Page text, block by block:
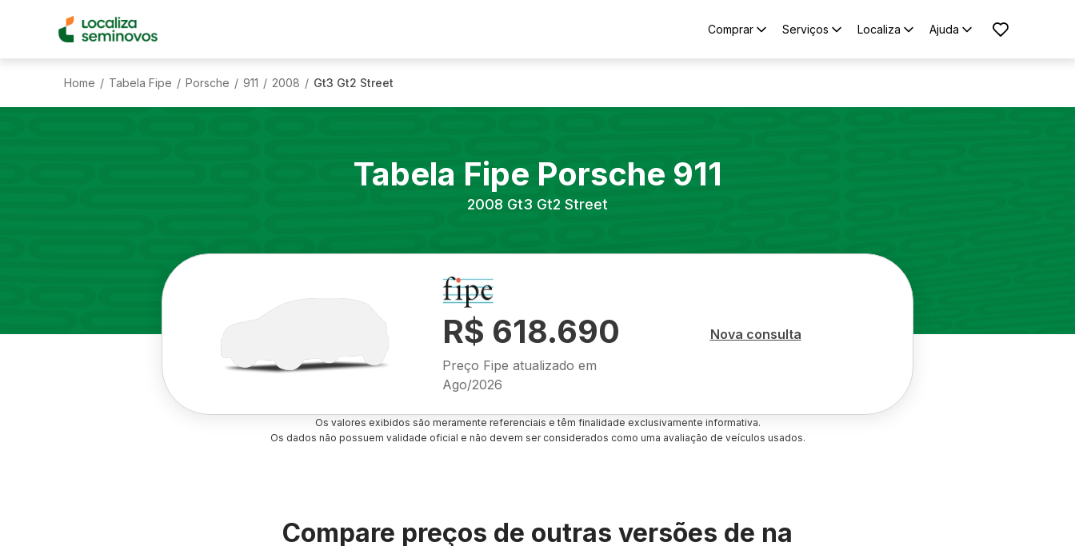
Comprar Serviços Localiza Ajuda
Home / Tabela Fipe / Porsche / 911 / 2008 / Gt3 Gt2 Street
Tabela Fipe Porsche 911
2008 Gt3 Gt2 Street
R$ 618.690
Preço Fipe atualizado em
Ago/2026
Nova consulta
Os valores exibidos são meramente referenciais e têm finalidade exclusivamente informativa.
Os dados não possuem validade oficial e não devem ser considerados como uma avaliação de veículos usados.
Compare preços de outras versões de na